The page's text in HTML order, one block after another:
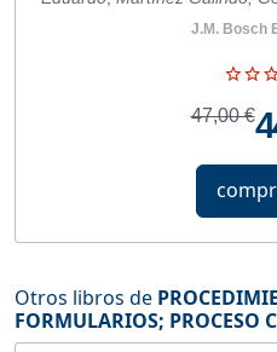
J.M. Bosch
47,00 €
Otros libros de
FORMULARIOS; PROCESO